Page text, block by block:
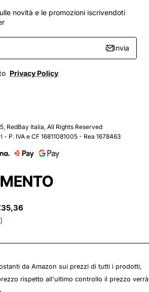
novità e le promozioni iscrivendoti
Invia
Privacy Policy
RedBay Italia, All Rights Reserved
P. IVA e CF 16811081005 - Rea 1678463
da Amazon sui prezzi di tutti i prodotti,
rispetto all'ultimo controllo il prezzo verrà